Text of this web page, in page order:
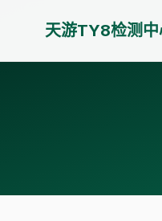
天游TY8检测